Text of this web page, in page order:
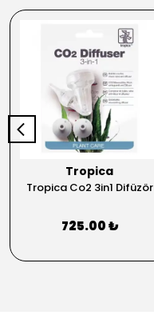
Tropica
Tropica Co2 3in1 Difüzör
725.00 ₺